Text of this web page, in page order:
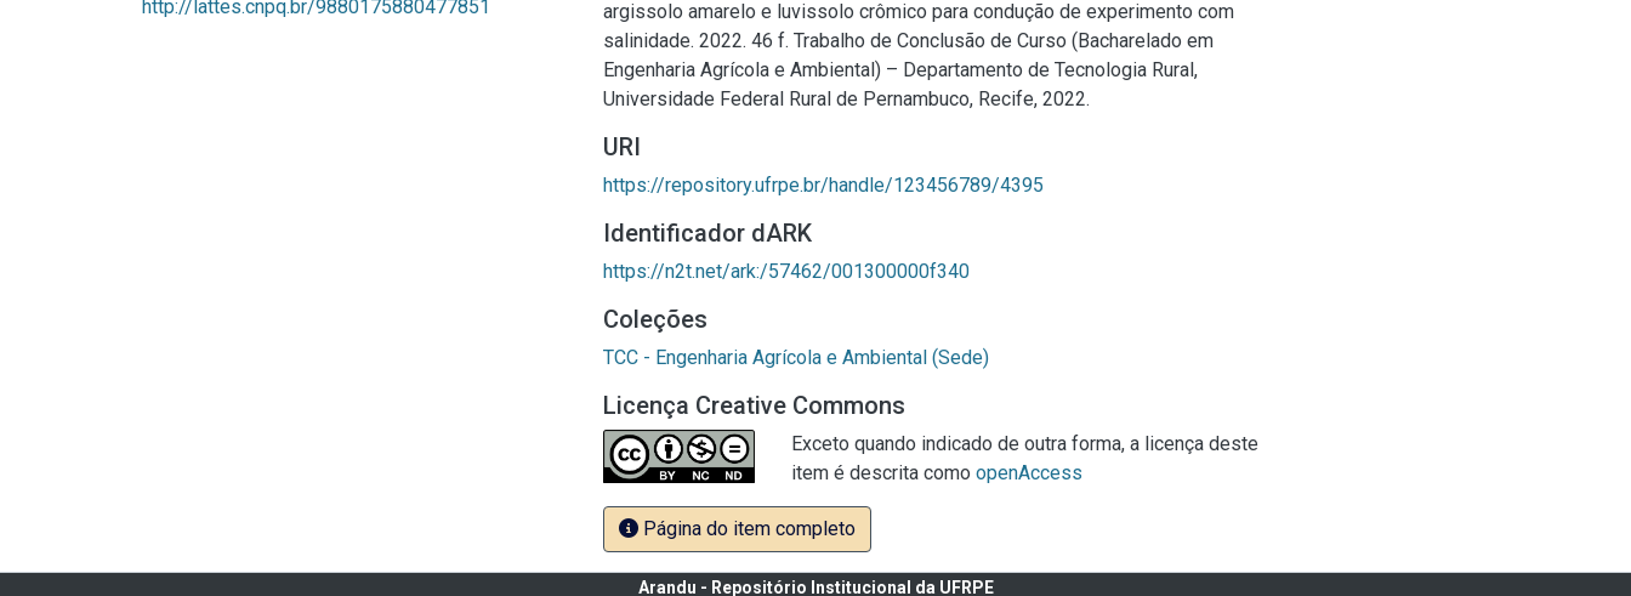
http://lattes.cnpq.br/9880175880477851
argissolo amarelo e luvissolo crômico para condução de experimento com
salinidade. 2022. 46 f. Trabalho de Conclusão de Curso (Bacharelado em
Engenharia Agrícola e Ambiental) – Departamento de Tecnologia Rural,
Universidade Federal Rural de Pernambuco, Recife, 2022.
URI
https://repository.ufrpe.br/handle/123456789/4395
Identificador dARK
https://n2t.net/ark:/57462/001300000f340
Coleções
TCC - Engenharia Agrícola e Ambiental (Sede)
Licença Creative Commons
Exceto quando indicado de outra forma, a licença deste
item é descrita como openAccess
Página do item completo
Arandu - Repositório Institucional da UFRPE